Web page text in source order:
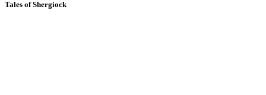
Tales of Shergiock